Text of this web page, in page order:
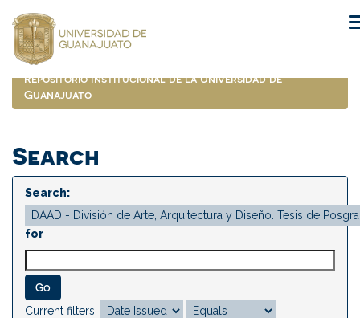
navigation
Repositorio Institucional de la Universidad de
Guanajuato
Search
Search:
for
Current filters: